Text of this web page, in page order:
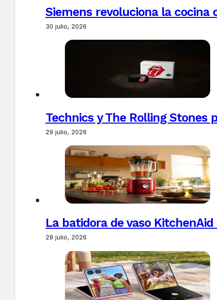
Siemens revoluciona la
30 julio, 2026
Technics y The Rolling Stones
29 julio, 2026
La batidora de vaso
28 julio, 2026